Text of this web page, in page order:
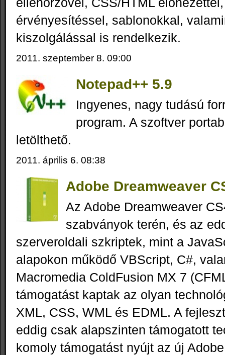
érvényesítéssel, sablonokkal,
kiszolgálással is rendelkezik.
2011. szeptember 8. 09:00
Notepad++ 5.9
Ingyenes, nagy tudású
program. A szoftver
letölthető.
2011. április 6. 08:38
Adobe Dreamweaver
Az Adobe Dreamweaver
szabványok terén, és az
szerveroldali szkriptek, mint a
alapokon működő VBScript, C#,
Macromedia ColdFusion MX 7
támogatást kaptak az olyan
XML, CSS, WML és EDML. A
eddig csak alapszinten támogatott
komoly támogatást nyújt az új